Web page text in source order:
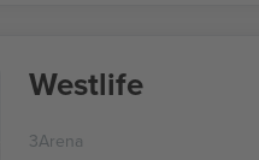
Westlife
3Arena